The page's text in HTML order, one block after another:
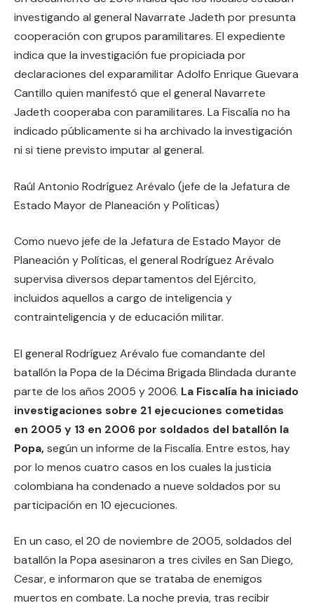
investigando al general Navarrate Jadeth por presunta
cooperación con grupos paramilitares. El expediente
indica que la investigación fue propiciada por
declaraciones del exparamilitar Adolfo Enrique Guevara
Cantillo quien manifestó que el general Navarrete
Jadeth cooperaba con paramilitares. La Fiscalía no ha
indicado públicamente si ha archivado la investigación
ni si tiene previsto imputar al general.
Raúl Antonio Rodríguez Arévalo (jefe de la Jefatura de
Estado Mayor de Planeación y Políticas)
Como nuevo jefe de la Jefatura de Estado Mayor de
Planeación y Políticas, el general Rodríguez Arévalo
supervisa diversos departamentos del Ejército,
incluidos aquellos a cargo de inteligencia y
contrainteligencia y de educación militar.
El general Rodríguez Arévalo fue comandante del
batallón la Popa de la Décima Brigada Blindada durante
parte de los años 2005 y 2006. La Fiscalía ha iniciado
investigaciones sobre 21 ejecuciones cometidas
en 2005 y 13 en 2006 por soldados del batallón la
Popa,según un informe de la Fiscalía. Entre estos, hay
por lo menos cuatro casos en los cuales la justicia
colombiana ha condenado a nueve soldados por su
participación en 10 ejecuciones.
En un caso, el 20 de noviembre de 2005, soldados del
batallón la Popa asesinaron a tres civiles en San Diego,
Cesar, e informaron que se trataba de enemigos
muertos en combate. La noche previa, tras recibir